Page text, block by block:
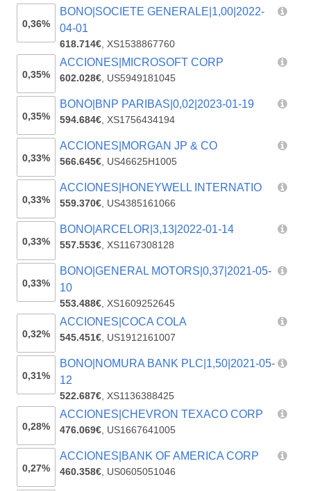
0,36%
BONO|SOCIETE GENERALE|1,00|2022-
04-01
618.714€,XS1538867760
0,35%
ACCIONES|MICROSOFT CORP
602.028€, US5949181045
0,35%
BONO|BNP PARIBAS|0,02|2023-01-19
594.684€,XS1756434194
0,33%
ACCIONES|MORGAN JP & CO
566.645€, US46625H1005
0,33%
ACCIONES|HONEYWELL INTERNATIO
559.370€, US4385161066
0,33%
BONO|ARCELOR|3,13|2022-01-14
557.553€,XS1167308128
0,33%
BONO|GENERAL MOTORS|0,37|2021-05-
10
553.488€,XS1609252645
0,32%
ACCIONES|COCA COLA
545.451€, US1912161007
0,31%
BONO|NOMURA BANK PLC|1,50|2021-05-
12
522.687€,XS1136388425
0,28%
ACCIONES|CHEVRON TEXACO CORP
476.069€, US1667641005
0,27%
ACCIONES|BANK OF AMERICA CORP
460.358€, US0605051046